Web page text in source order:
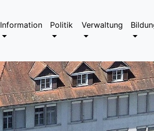
Information Politik Verwaltung